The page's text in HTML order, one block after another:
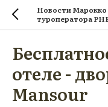
Новости
туроператора
отеле -
Mansour